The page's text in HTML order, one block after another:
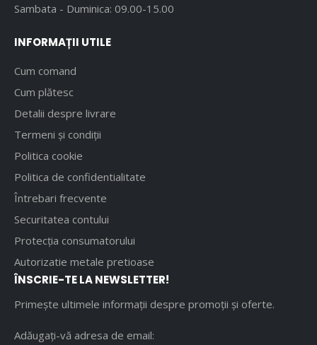
Sambata - Duminica: 09.00-15.00
INFORMAȚII UTILE
Cum comand
Cum plătesc
Detalii despre livrare
Termeni și condiții
Politica cookie
Politica de confidentialitate
Întrebari frecvente
Securitatea contului
Protecția consumatorului
Autorizatie metale pretioase
ÎNSCRIE-TE LA NEWSLETTER!
Primește ultimele informații despre promoții și oferte.
Adăugați-vă adresa de email: